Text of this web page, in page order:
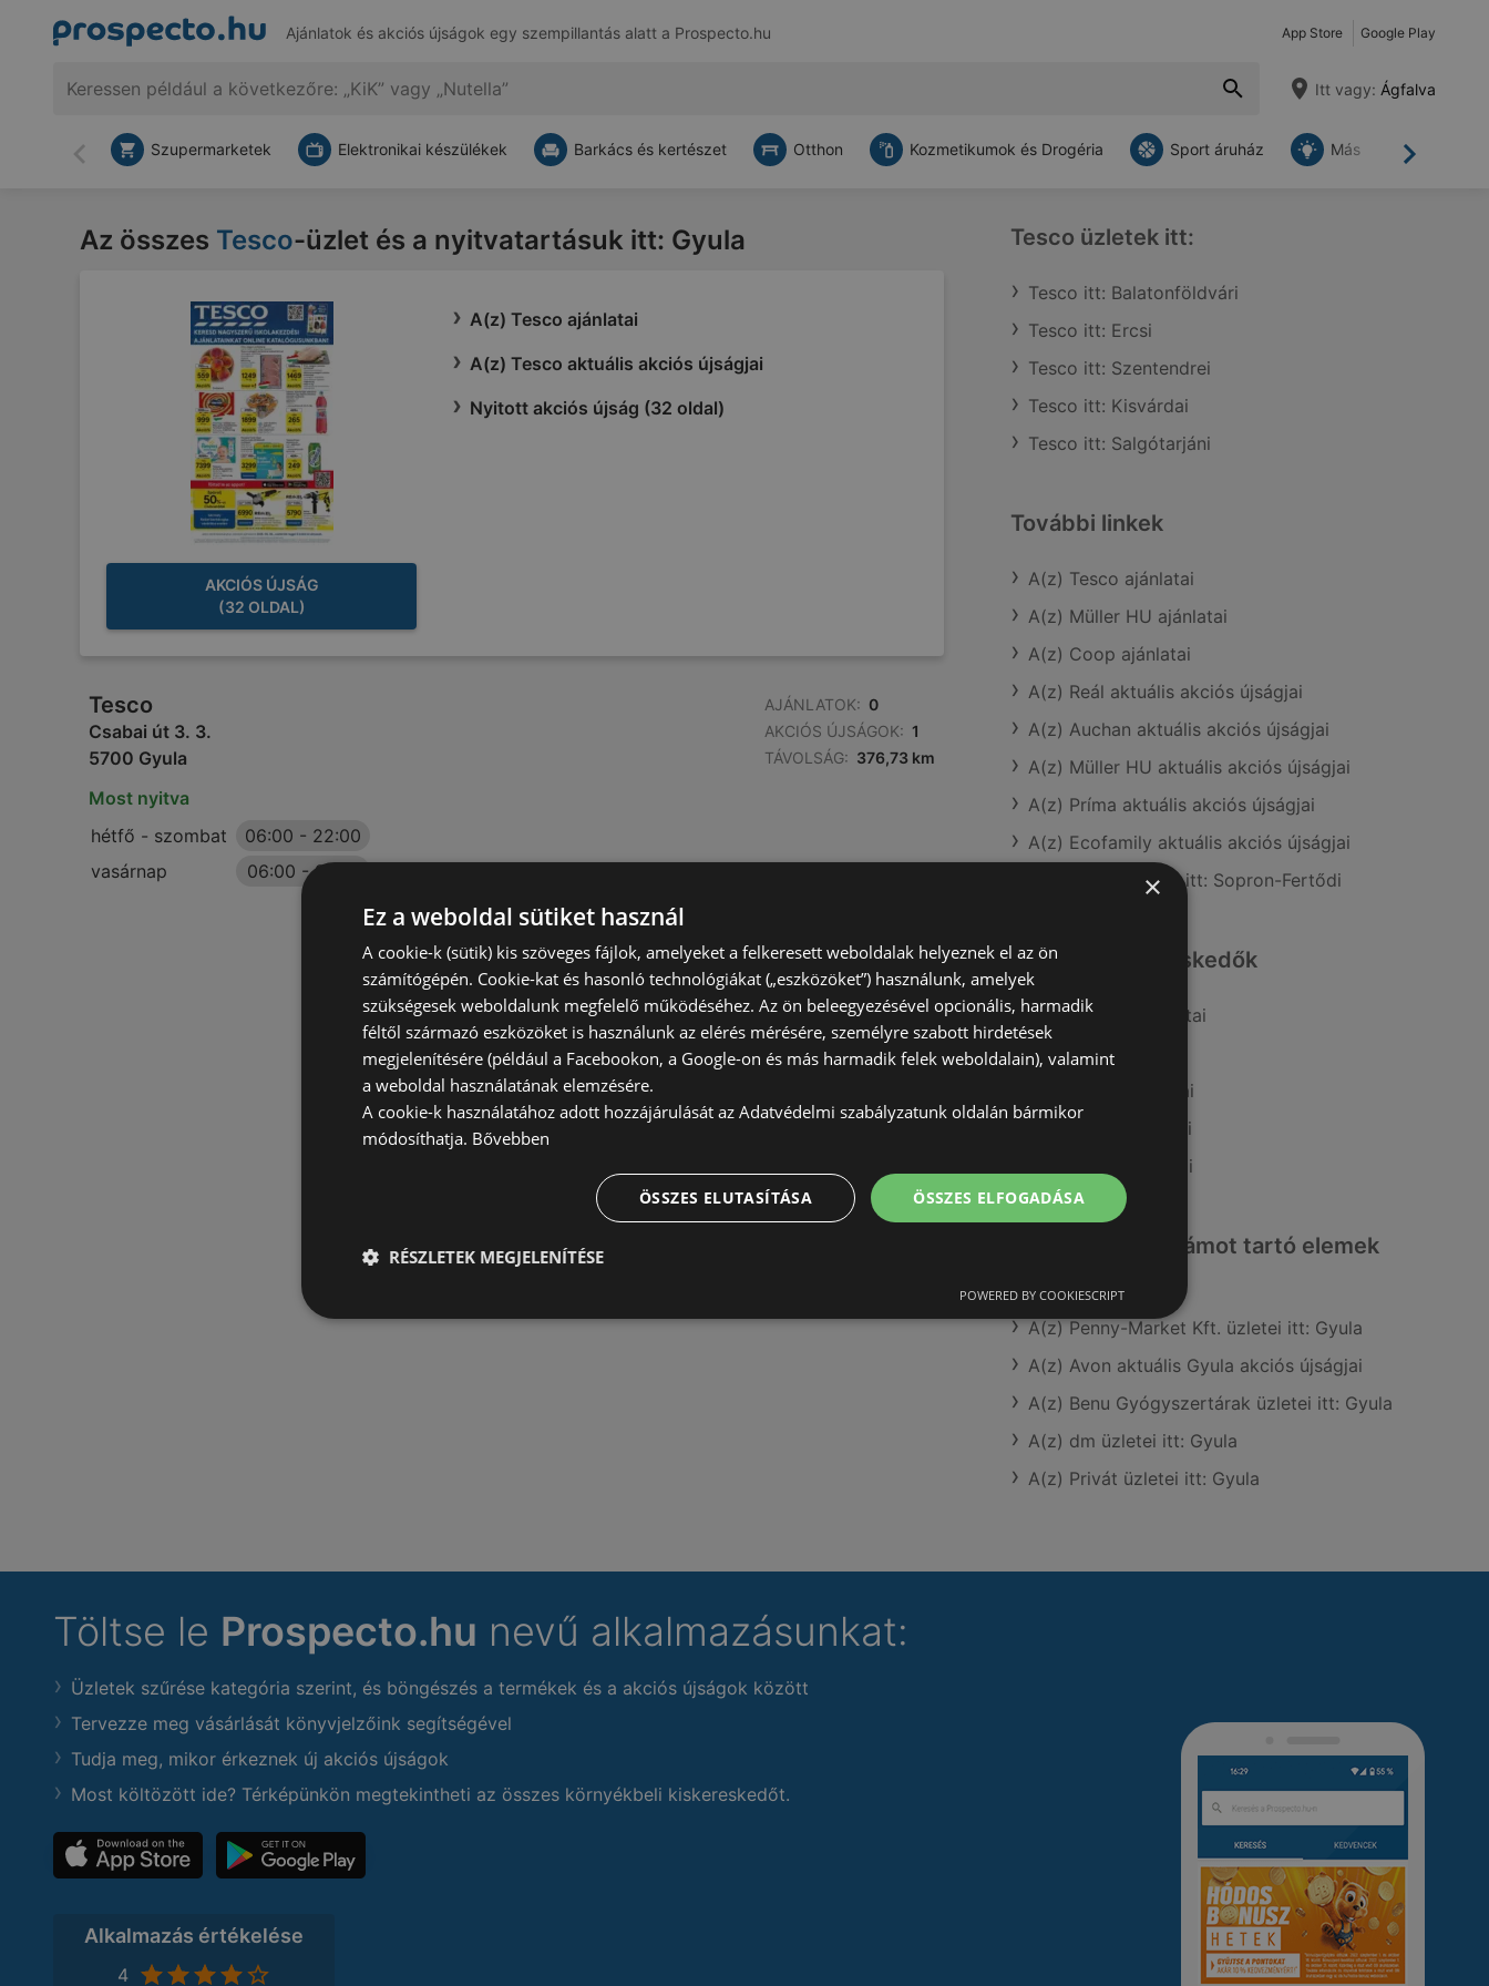
Ajánlatok és akciós újságok egy szempillantás alatt a Prospecto.hu App Store Google Play
Itt vagy: Ágfalva
Vissza Tovább
Szupermarketek Elektronikai készülékek Barkács és kertészet Otthon Kozmetikumok és Drogéria Sport áruház Más
Az összes Tesco-üzlet és a nyitvatartásuk itt: Gyula
AKCIÓS ÚJSÁG
(32 OLDAL)
A(z) Tesco ajánlatai
A(z) Tesco aktuális akciós újságjai
Nyitott akciós újság (32 oldal)
Tesco
Csabai út 3. 3.
5700 Gyula
AJÁNLATOK: 0
AKCIÓS ÚJSÁGOK: 1
TÁVOLSÁG: 376,73 km
Most nyitva
hétfő - szombat
06:00 - 22:00
vasárnap
06:00 -21:00
Tesco üzletek itt:
Tesco itt: Balatonföldvári
Tesco itt: Ercsi
Tesco itt: Szentendrei
Tesco itt: Kisvárdai
Tesco itt: Salgótarjáni
További linkek
A(z) Tesco ajánlatai
A(z) Müller HU ajánlatai
A(z) Coop ajánlatai
A(z) Reál aktuális akciós újságjai
A(z) Auchan aktuális akciós újságjai
A(z) Müller HU aktuális akciós újságjai
A(z) Príma aktuális akciós újságjai
A(z) Ecofamily aktuális akciós újságjai
A(z) Tesco üzletei itt: Sopron-Fertődi
Hasonló kiskereskedők
A(z) Auchan ajánlatai
A(z) ALDI ajánlatai
A(z) Metro ajánlatai
A(z) Príma ajánlatai
A(z) Privát ajánlatai
Érdeklődésre számot tartó elemek
A(z) Penny-Market Kft. üzletei itt: Gyula
A(z) Avon aktuális Gyula akciós újságjai
A(z) Benu Gyógyszertárak üzletei itt: Gyula
A(z) dm üzletei itt: Gyula
A(z) Privát üzletei itt: Gyula
Töltse le Prospecto.hu nevű alkalmazásunkat:
Üzletek szűrése kategória szerint, és böngészés a termékek és a akciós újságok között
Tervezze meg vásárlását könyvjelzőink segítségével
Tudja meg, mikor érkeznek új akciós újságok
Most költözött ide? Térképünkön megtekintheti az összes környékbeli kiskereskedőt.
Alkalmazás értékelése
4
×
Ez a weboldal sütiket használ
A cookie-k (sütik) kis szöveges fájlok, amelyeket a felkeresett weboldalak helyeznek el az ön
számítógépén. Cookie-kat és hasonló technológiákat („eszközöket”) használunk, amelyek
szükségesek weboldalunk megfelelő működéséhez. Az ön beleegyezésével opcionális, harmadik
féltől származó eszközöket is használunk az elérés mérésére, személyre szabott hirdetések
megjelenítésére (például a Facebookon, a Google-on és más harmadik felek weboldalain), valamint
a weboldal használatának elemzésére.
A cookie-k használatához adott hozzájárulását az Adatvédelmi szabályzatunk oldalán bármikor
módosíthatja. Bővebben
ÖSSZES ELFOGADÁSA
ÖSSZES ELUTASÍTÁSA
RÉSZLETEK MEGJELENÍTÉSE
POWERED BY COOKIESCRIPT